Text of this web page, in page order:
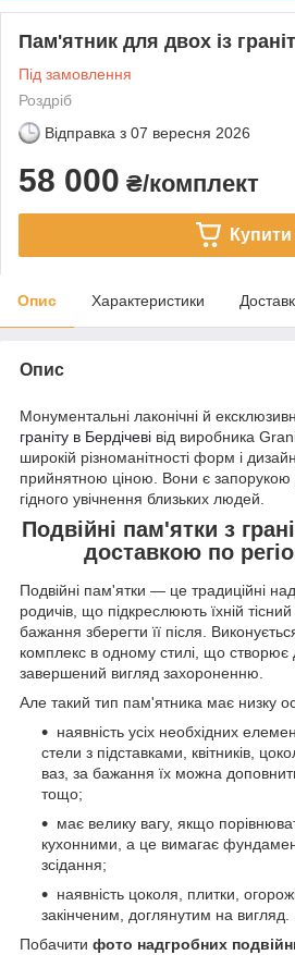
Пам'ятник для двох із
Під замовлення
Роздріб
Відправка з 07 вересня 2026
58 000 ₴/комплект
Купити
Опис Характеристики
Опис
Монументальні лаконічні й
граніту в Бердічеві від виробника
широкій різноманітності форм і
прийнятною ціною. Вони є запорукою
гідного увічнення близьких людей.
Подвійні пам'ятки з
доставкою по
Подвійні пам'ятки — це традиційні
родичів, що підкреслюють їхній тісний
бажання зберегти її після.
комплекс в одному стилі, що створює
завершений вигляд захороненню.
Але такий тип пам'ятника має низку
наявність усіх необхідних
стели з підставками, квітників,
ваз, за бажання їх можна
тощо;
має велику вагу, якщо
кухонними, а це вимагає
зсідання;
наявність цоколя, плитки,
закінченим, доглянутим на вигляд.
Побачити фото надгробних